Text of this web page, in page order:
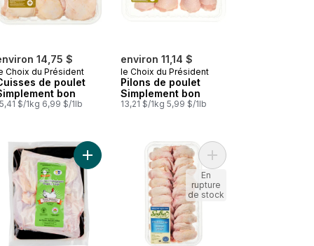
14,75 $
Choix du Président
de poulet
bon
$/1kg 6,99 $/1lb
environ 11,14 $
le Choix du Président
Pilons de poulet
Simplement bon
13,21 $/1kg 5,99 $/1lb
la peau refroidi à l’air au panier
au panier
de poulet biologiques Charlevoix au panier
Ajouter Cuisse de poulet biologique de La
Ajouter Ailes de
En
rupture
de stock